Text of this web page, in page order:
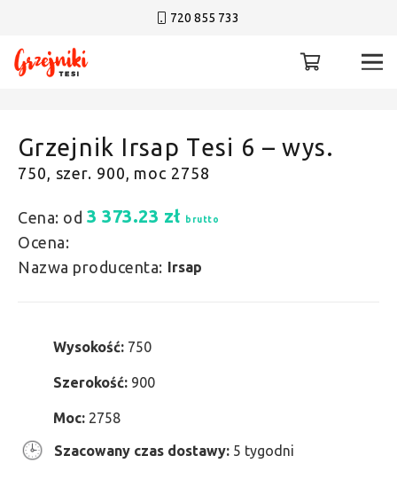
720 855 733
Grzejnik Irsap Tesi 6 – wys.
750, szer. 900, moc 2758
Cena: od 3 373.23 zł brutto
Ocena:
Nazwa producenta: Irsap
Wysokość: 750
Szerokość: 900
Moc: 2758
Szacowany czas dostawy: 5 tygodni